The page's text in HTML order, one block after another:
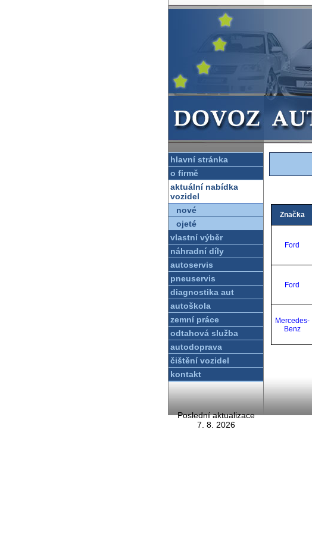
hlavní stránka
o firmě
aktuální nabídka
vozidel
nové
ojeté
vlastní výběr
náhradní díly
autoservis
pneuservis
diagnostika aut
autoškola
zemní práce
odtahová služba
autodoprava
čištění vozidel
kontakt
Poslední aktualizace
7. 8. 2026
Značka
Ford
Ford
Mercedes-
Benz